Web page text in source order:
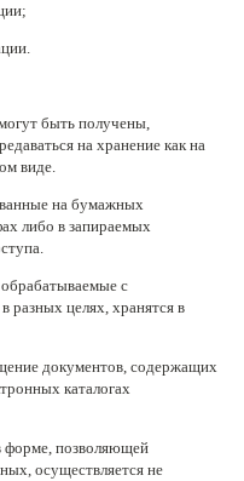
быть получены,
на хранение как на
виде.
на бумажных
либо в запираемых
с
разных целях, хранятся в
документов, содержащих
каталогах
форме, позволяющей
осуществляется не